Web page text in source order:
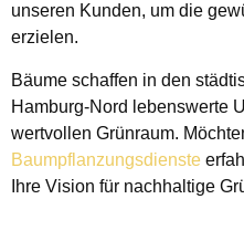
unseren Kunden, um die
erzielen.
Bäume schaffen in den
Hamburg-Nord lebenswerte
wertvollen Grünraum.
Baumpflanzungsdienste
Ihre Vision für nachhaltige